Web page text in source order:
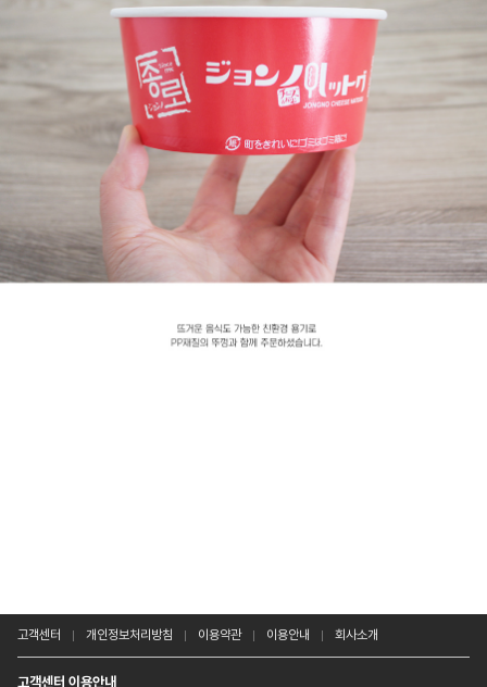
고객센터 개인정보처리방침 이용약관 이용안내 회사소개
고객센터 이용안내